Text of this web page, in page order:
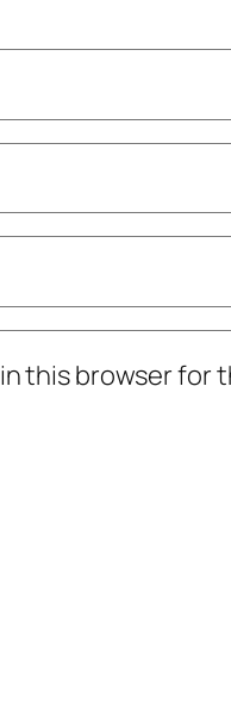
this browser for